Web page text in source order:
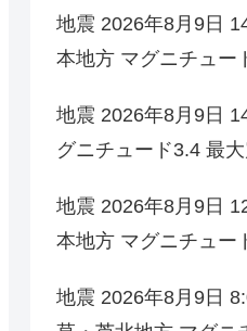
地震 2026年8月9日
本地方 マグニチュー
地震 2026年8月9日
グニチュード3.4 最
地震 2026年8月9日
本地方 マグニチュー
地震 2026年8月9日